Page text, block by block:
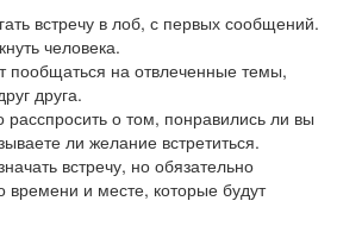
встречу в лоб, с первых сообщений.
человека.
пообщаться на отвлеченные темы,
друга.
расспросить о том, понравились ли вы
ли желание встретиться.
встречу, но обязательно
времени и месте, которые будут